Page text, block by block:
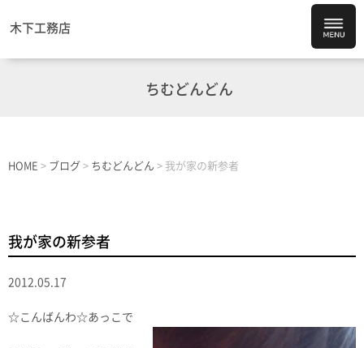
木下工務店
ちむどんどん
HOME > ブログ > ちむどんどん > 我が家の新参者
我が家の新参者
2012.05.17
☆こんばんわ☆あっこで